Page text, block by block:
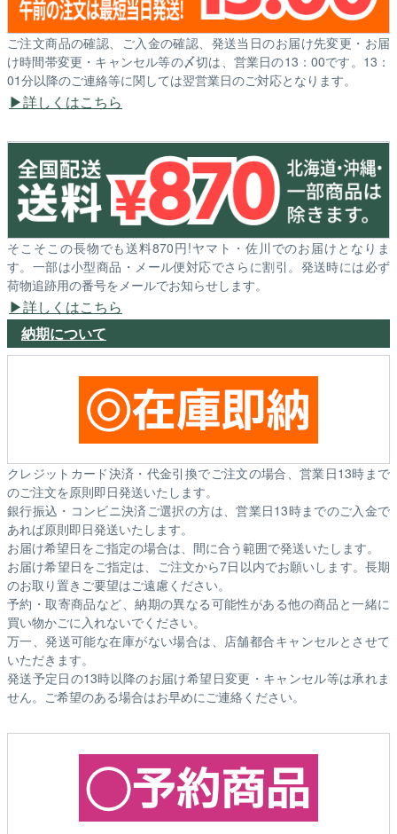
ご注文商品の確認、ご入金の確認、発送当日のお届け先変更・お届
け時間帯変更・キャンセル等の〆切は、営業日の13：00です。13：
01分以降のご連絡等に関しては翌営業日のご対応となります。
詳しくはこちら
そこそこの長物でも送料870円!ヤマト・佐川でのお届けとなりま
す。一部は小型商品・メール便対応でさらに割引。発送時には必ず
荷物追跡用の番号をメールでお知らせします。
詳しくはこちら
納期について
クレジットカード決済・代金引換でご注文の場合、営業日13時まで
のご注文を原則即日発送いたします。
銀行振込・コンビニ決済ご選択の方は、営業日13時までのご入金で
あれば原則即日発送いたします。
お届け希望日をご指定の場合は、間に合う範囲で発送いたします。
お届け希望日をご指定は、ご注文から7日以内でお願いします。長期
のお取り置きご要望はご遠慮ください。
予約・取寄商品など、納期の異なる可能性がある他の商品と一緒に
買い物かごに入れないでください。
万一、発送可能な在庫がない場合は、店舗都合キャンセルとさせて
いただきます。
発送予定日の13時以降のお届け希望日変更・キャンセル等は承れま
せん。ご希望のある場合はお早めにご連絡ください。